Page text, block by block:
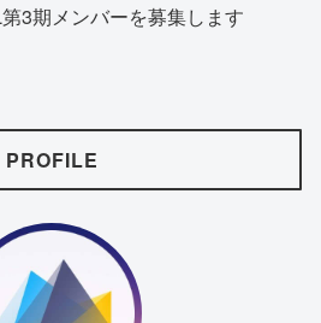
3期メンバーを募集します
PROFILE